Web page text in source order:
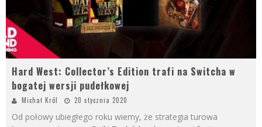
Hard West: Collector’s Edition trafi na Switcha w
bogatej wersji pudełkowej
Michał Król 20 stycznia 2020
Od połowy ubiegłego roku wiemy, że strategia turowa